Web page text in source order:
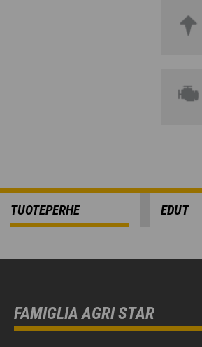
TUOTEPERHE EDUT
FAMIGLIA AGRI STAR